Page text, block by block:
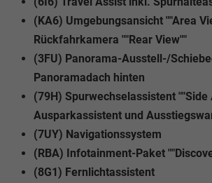
(KA6) Umgebungsansicht ""Area
Rückfahrkamera ""Rear View""
(3FU) Panorama-Ausstell-/
Panoramadach hinten
(79H) Spurwechselassistent ""Side
Ausparkassistent und
(7UY) Navigationssystem
(RBA) Infotainment-Paket
(8G1) Fernlichtassistent